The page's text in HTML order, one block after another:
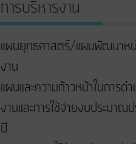
การบริหารงาน
แผนยุทธศาสตร์/แผนพัฒนาห
งาน
แผนและความก้าวหน้าในการดํา
งานและการใช้จ่ายงบประมาณป
ปี